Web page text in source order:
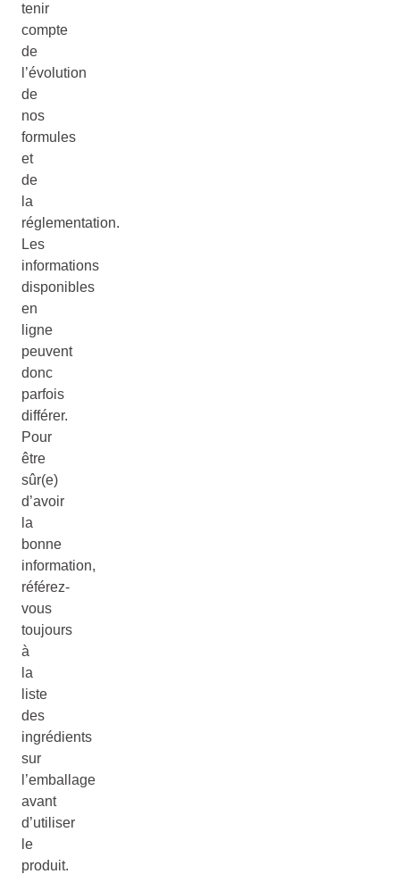
tenir
compte
de
l’évolution
de
nos
formules
et
de
la
réglementation.
Les
informations
disponibles
en
ligne
peuvent
donc
parfois
différer.
Pour
être
sûr(e)
d’avoir
la
bonne
information,
référez-
vous
toujours
à
la
liste
des
ingrédients
sur
l’emballage
avant
d’utiliser
le
produit.